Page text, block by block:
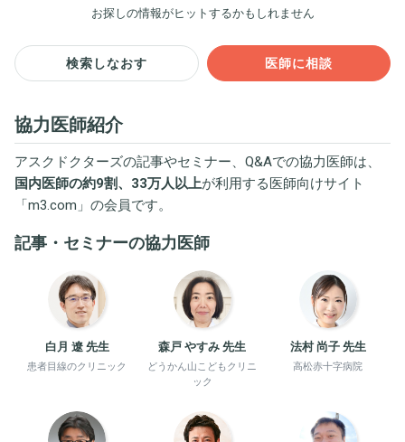
お探しの情報がヒットするかもしれません
検索しなおす 医師に相談
協力医師紹介
アスクドクターズの記事やセミナー、Q&Aでの協力医師は、
国内医師の約9割、33万人以上が利用する医師向けサイト
「m3.com 」の会員です。
記事・セミナーの協力医師
白月 遼 先生
患者目線のクリニック
森戸 やすみ 先生
どうかん山こどもクリニ
ック
法村 尚子 先生
高松赤十字病院